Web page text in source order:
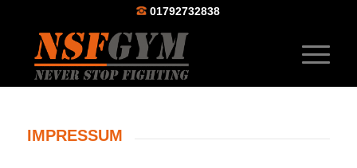
01792732838
IMPRESSUM